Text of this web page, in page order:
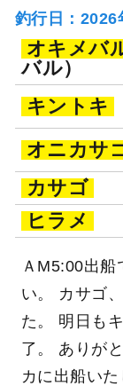
釣行日：2026
オキメバ
バル）
キントキ
オニカサ
カサゴ
ヒラメ
ＡM5:00出船
い。 カサゴ
た。 明日も
了。 ありが
カに出船いた